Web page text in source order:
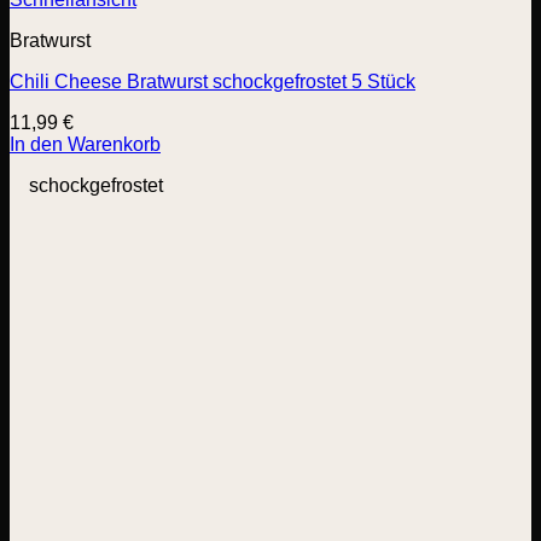
Bratwurst
Chili Cheese Bratwurst schockgefrostet 5 Stück
11,99 €
In den Warenkorb
schockgefrostet